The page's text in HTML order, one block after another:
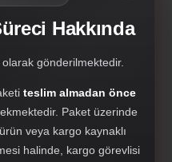
far setleri, hayalet ekran, PPF,
Hakkında
olarak gönderilmektedir.
teslim almadan önce
Paket üzerinde
veya kargo kaynaklı
halinde, kargo görevlisi